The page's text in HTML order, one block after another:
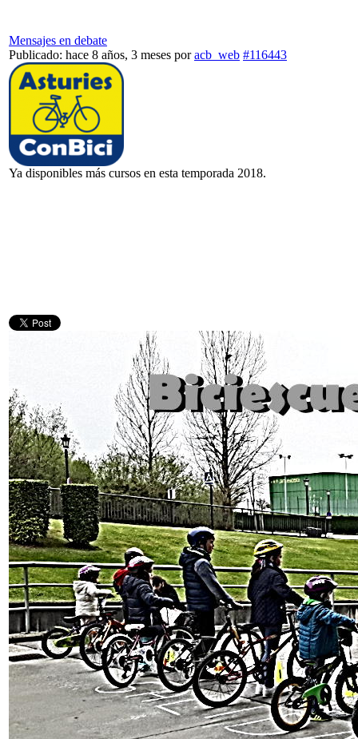
Mensajes en debate
Publicado: hace 8 años, 3 meses poracb_web #116443
Ya disponibles más cursos en esta temporada 2018.